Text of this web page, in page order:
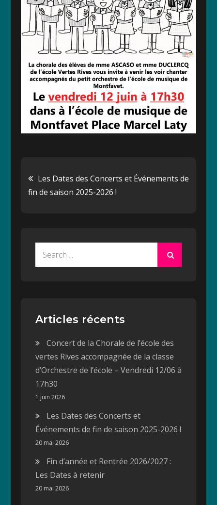
Navigation
de
Les Dates des Concerts et Événements de
fin de saison 2025-2026 !
Articles récents
Concert de la Chorale de l’école des
vertes Rives accompagnée de la classe
d’Orchestre de l’école – Vendredi 12/06 à
17h30
1 juin 2026
Les Dates des Concerts et
Événements de fin de saison 2025-2026 !
20 mai 2026
Fin d’année et Rentrée 2026/2027 :
Les Dates à retenir
20 mai 2026